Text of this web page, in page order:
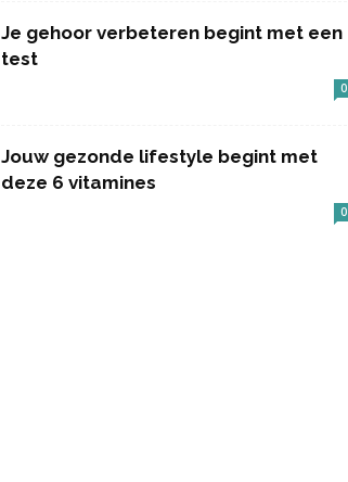
Je gehoor verbeteren begint met een
test
0
Jouw gezonde lifestyle begint met
deze 6 vitamines
0